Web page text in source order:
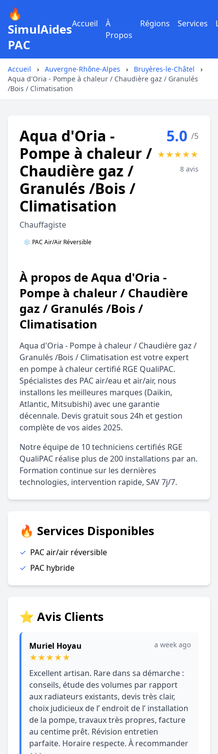
🔥
SimulAides
PAC
Accueil
À
Propos
Régions Services
Accueil › Auvergne-Rhône-Alpes › Bruyères-le-Châtel
›
Aqua d'Oria - Pompe à chaleur / Chaudière gaz / Granulés
/Bois / Climatisation
Aqua d'Oria -
Pompe à chaleur /
Chaudière gaz /
Granulés /Bois /
Climatisation
Chauffagiste
❄️ PAC Air/Air Réversible
5.0 /5
★★★★★
8 avis
À propos de Aqua d'Oria -
Pompe à chaleur / Chaudière
gaz / Granulés /Bois /
Climatisation
Aqua d'Oria - Pompe à chaleur / Chaudière gaz /
Granulés /Bois / Climatisation est votre expert
en pompe à chaleur certifié RGE QualiPAC.
Spécialistes des PAC air/eau et air/air, nous
installons les meilleures marques (Daikin,
Atlantic, Mitsubishi) avec une garantie
décennale. Devis gratuit sous 24h et gestion
complète de vos aides 2025.
Notre équipe de 10 techniciens certifiés RGE
QualiPAC réalise plus de 200 installations par an.
Formation continue sur les dernières
technologies, intervention rapide, SAV 7j/7.
🔥 Services Disponibles
✓ PAC air/air réversible
✓ PAC hybride
⭐ Avis Clients
Muriel Hoyau
★★★★★
a week ago
Excellent artisan. Rare dans sa démarche :
conseils, étude des volumes par rapport
aux radiateurs existants, devis très clair,
choix judicieux de l’ endroit de l’ installation
de la pompe, travaux très propres, facture
au centime prêt. Révision entretien
parfaite. Horaire respecte. À recommander